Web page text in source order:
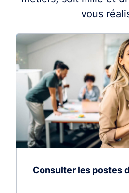
vous
Consulter les postes